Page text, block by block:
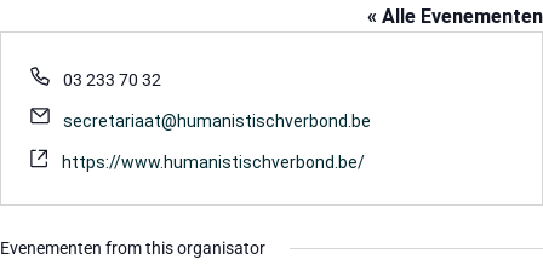
« Alle Evenementen
Telefoon
03 233 70 32
E-
secretariaat@humanistischverbond.be
Website
https://www.humanistischverbond.be/
Evenementen from this organisator